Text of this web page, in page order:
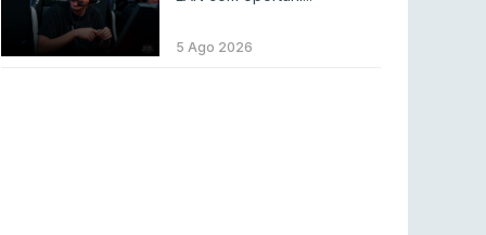
MOUZ surpreende Spirit para vencer BLAST
Bounty
5 Ago 2026